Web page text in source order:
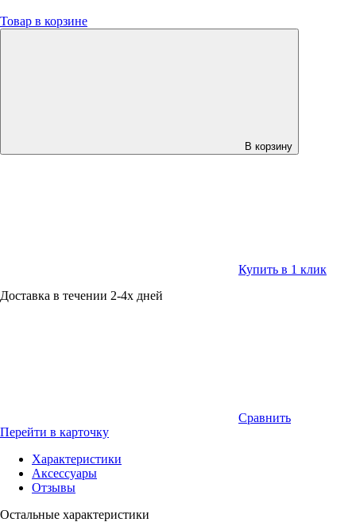
Товар в корзине
В корзину
Купить в 1 клик
Доставка в течении 2-4х дней
Сравнить
Перейти в карточку
Характеристики
Аксессуары
Отзывы
Остальные характеристики